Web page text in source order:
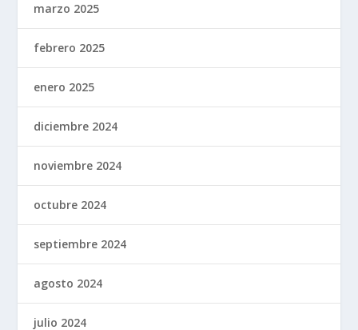
marzo 2025
febrero 2025
enero 2025
diciembre 2024
noviembre 2024
octubre 2024
septiembre 2024
agosto 2024
julio 2024